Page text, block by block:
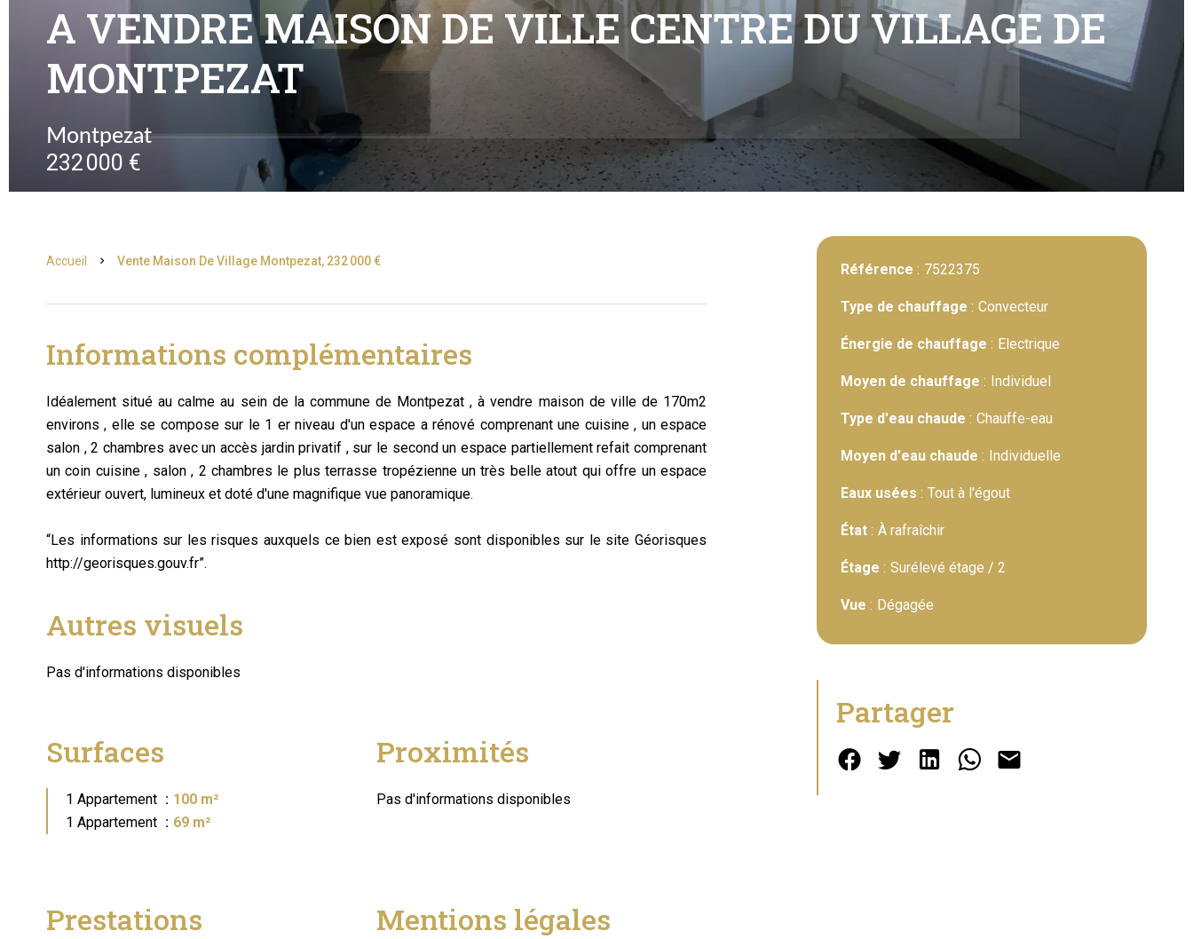
A VENDRE MAISON DE VILLE CENTRE DU VILLAGE DE
MONTPEZAT
Montpezat
232 000 €
Accueil Vente Maison De Village Montpezat, 232 000 €
Informations complémentaires
Idéalement situé au calme au sein de la commune de Montpezat , à vendre maison de ville de 170m2
environs , elle se compose sur le 1 er niveau d'un espace a rénové comprenant une cuisine , un espace
salon , 2 chambres avec un accès jardin privatif , sur le second un espace partiellement refait comprenant
un coin cuisine , salon , 2 chambres le plus terrasse tropézienne un très belle atout qui offre un espace
extérieur ouvert, lumineux et doté d'une magnifique vue panoramique.
“Les informations sur les risques auxquels ce bien est exposé sont disponibles sur le site Géorisques
http://georisques.gouv.fr”.
Autres visuels
Pas d'informations disponibles
Surfaces
1 Appartement
100 m²
1 Appartement
69 m²
Proximités
Pas d'informations disponibles
Prestations Mentions légales
Référence 7522375
Type de chauffage Convecteur
Énergie de chauffage Electrique
Moyen de chauffage Individuel
Type d'eau chaude Chauffe-eau
Moyen d'eau chaude Individuelle
Eaux usées Tout à l'égout
État À rafraîchir
Étage Surélevé étage / 2
Vue Dégagée
Partager